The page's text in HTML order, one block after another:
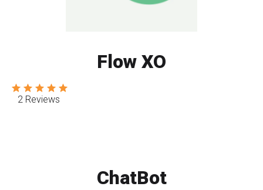
Flow XO
2 Reviews
ChatBot